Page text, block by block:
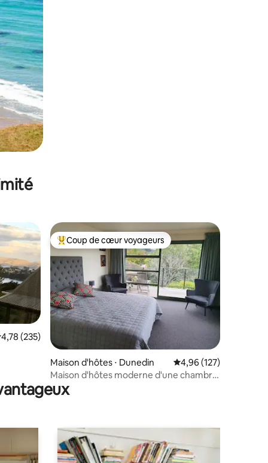
: 4,96 sur 5
moyenne sur la base de 235 commentaires : 4,78 sur 5
4,78 (235)
Coups de cœur voyageurs les plus appréciés
Coup de cœur voyageurs
Maison d'hôtes ⋅ Dunedin Évaluation moyenne
4,96 (127)
Maison d'hôtes moderne d'une chambre
à proximité de Dunedin